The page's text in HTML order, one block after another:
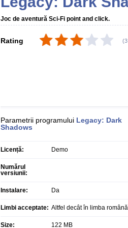
Joc de aventură Sci-Fi point and click.
Rating (3
Parametrii programului Legacy: Dark
Shadows
Licență: Demo
Numărul
versiunii:
Instalare: Da
Limbi acceptate: Altfel decât în limba română
Size: 122 MB